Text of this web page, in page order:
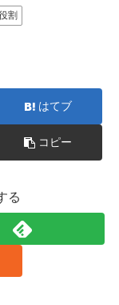
割
はてブ
コピー
る